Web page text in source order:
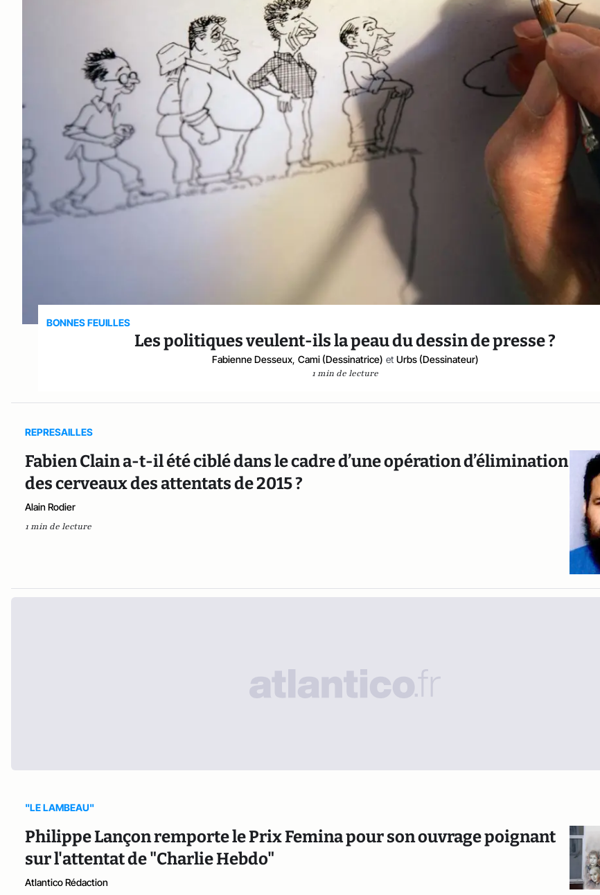
BONNES FEUILLES
Les politiques veulent-ils la peau du dessin de presse ?
Fabienne Desseux, Cami (Dessinatrice) et Urbs (Dessinateur)
1 min de lecture
REPRESAILLES
Fabien Clain a-t-il été ciblé dans le cadre d’une opération d’élimination
des cerveaux des attentats de 2015 ?
Alain Rodier
1 min de lecture
"LE LAMBEAU"
Philippe Lançon remporte le Prix Femina pour son ouvrage poignant
sur l'attentat de "Charlie Hebdo"
Atlantico Rédaction